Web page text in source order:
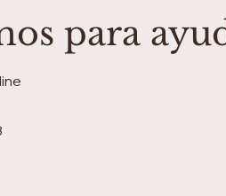
para